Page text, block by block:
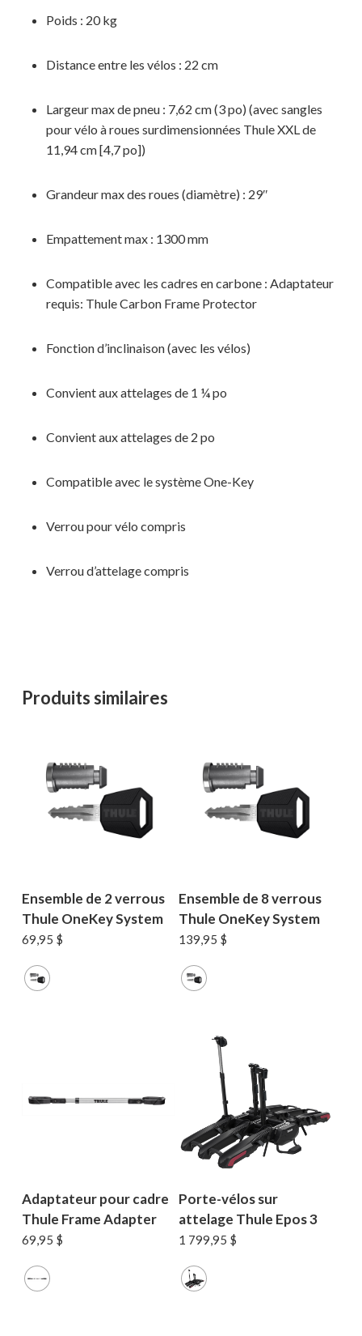
Poids : 20 kg
Distance entre les vélos : 22 cm
Largeur max de pneu : 7,62 cm (3 po) (avec sangles
pour vélo à roues surdimensionnées Thule XXL de
11,94 cm [4,7 po])
Grandeur max des roues (diamètre) : 29″
Empattement max : 1300 mm
Compatible avec les cadres en carbone : Adaptateur
requis: Thule Carbon Frame Protector
Fonction d’inclinaison (avec les vélos)
Convient aux attelages de 1 ¼ po
Convient aux attelages de 2 po
Compatible avec le système One-Key
Verrou pour vélo compris
Verrou d’attelage compris
Produits similaires
Ensemble de 2 verrous
Thule OneKey System
69,95 $
Ensemble de 8 verrous
Thule OneKey System
139,95 $
Adaptateur pour cadre
Thule Frame Adapter
69,95 $
Porte-vélos sur
attelage Thule Epos 3
1 799,95 $